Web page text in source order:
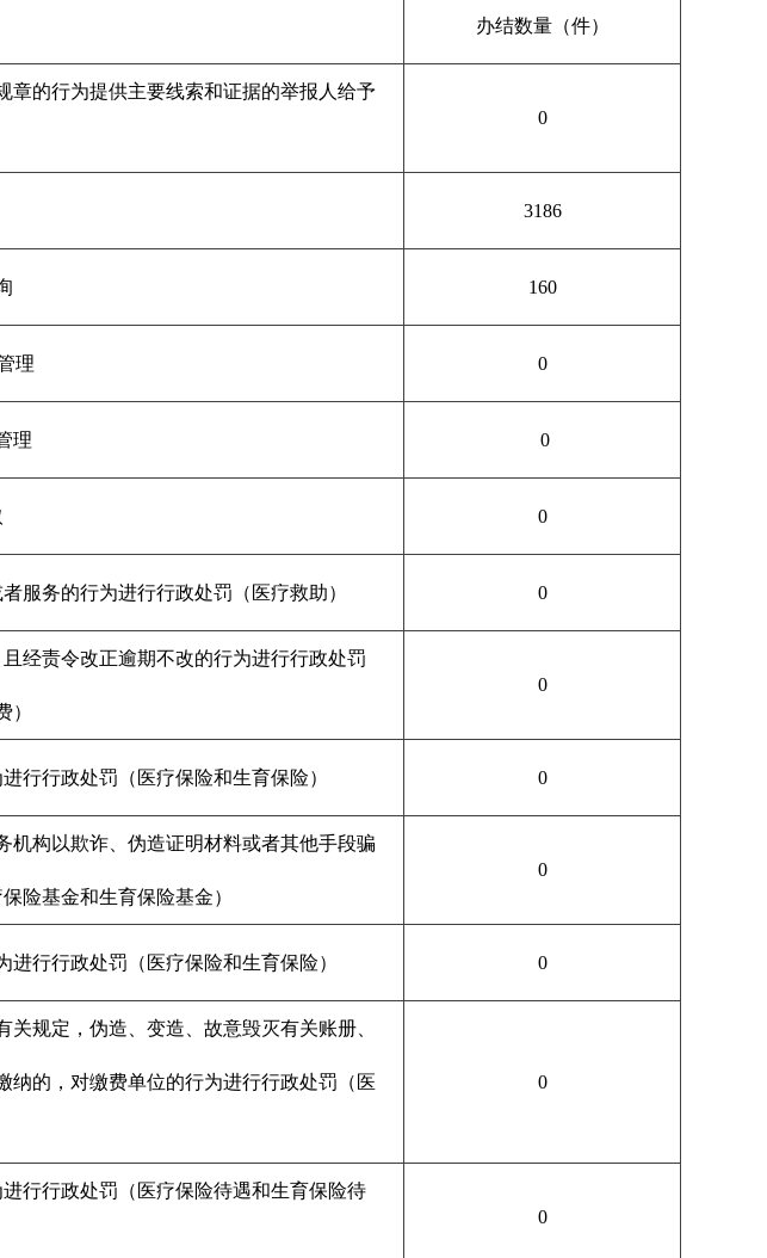
办结数量（件）
章的行为提供主要线索和证据的举报人给予
0
3186
160
理 0
理 0
0
服务的行为进行行政处罚（医疗救助） 0
经责令改正逾期不改的行为进行行政处罚
）
0
行行政处罚（医疗保险和生育保险） 0
机构以欺诈、伪造证明材料或者其他手段骗
险基金和生育保险基金）
0
行行政处罚（医疗保险和生育保险） 0
规定，伪造、变造、故意毁灭有关账册、
纳的，对缴费单位的行为进行行政处罚（医 0
行行政处罚（医疗保险待遇和生育保险待
0